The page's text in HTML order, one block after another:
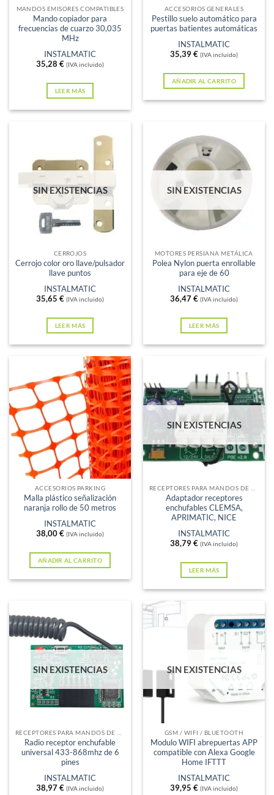
en
la
página
de
producto
MANDOS EMISORES COMPATIBLES
Mando copiador para
frecuencias de cuarzo 30,035
MHz
INSTALMATIC
35,28 € (IVA incluido)
LEER MÁS
ACCESORIOS GENERALES
Pestillo suelo automático para
puertas batientes automáticas
INSTALMATIC
35,39€ (IVA incluido)
AÑADIR AL CARRITO
SIN EXISTENCIAS
CERROJOS
Cerrojo color oro llave/pulsador
llave puntos
INSTALMATIC
35,65 € (IVA incluido)
LEER MÁS
SIN EXISTENCIAS
MOTORES PERSIANA METÁLICA
Polea Nylon puerta enrollable
para eje de 60
INSTALMATIC
36,47€ (IVA incluido)
LEER MÁS
ACCESORIOS PARKING
Malla plástico señalización
naranja rollo de 50 metros
INSTALMATIC
38,00€ (IVA incluido)
AÑADIR AL CARRITO
SIN EXISTENCIAS
Adaptador receptores
enchufables CLEMSA,
APRIMATIC, NICE
INSTALMATIC
38,79€ (IVA incluido)
LEER MÁS
SIN EXISTENCIAS
Radio receptor enchufable
universal 433-868mhz de 6
pines
INSTALMATIC
38,97€ (IVA incluido)
SIN EXISTENCIAS
GSM / WIFI / BLUETOOTH
Modulo WIFI abrepuertas APP
compatible con Alexa Google
Home IFTTT
INSTALMATIC
39,95 € (IVA incluido)